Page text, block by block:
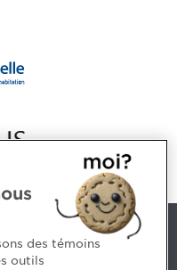
des témoins
outils